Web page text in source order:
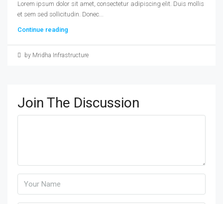
Lorem ipsum dolor sit amet, consectetur adipiscing elit. Duis mollis
et sem sed sollicitudin. Donec...
Continue reading
by Mridha Infrastructure
Join The Discussion